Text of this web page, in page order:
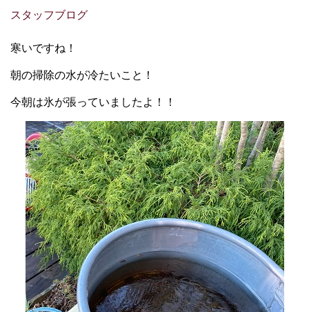
スタッフブログ
寒いですね！
朝の掃除の水が冷たいこと！
今朝は氷が張っていましたよ！！